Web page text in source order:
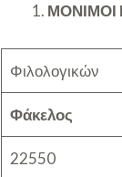
ΜΟΝΙΜΟΙ
Φιλολογικών
Φάκελος
22550